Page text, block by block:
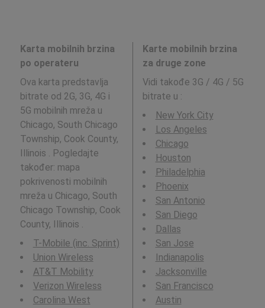
Karta mobilnih brzina
po operateru
Ova karta predstavlja
bitrate od 2G, 3G, 4G i
5G mobilnih mreža u
Chicago, South Chicago
Township, Cook County,
Illinois . Pogledajte
također: mapa
pokrivenosti mobilnih
mreža u Chicago, South
Chicago Township, Cook
County, Illinois .
T-Mobile (inc. Sprint)
Union Wireless
AT&T Mobility
Verizon Wireless
Carolina West
Karte mobilnih brzina
za druge zone
Vidi takođe 3G / 4G / 5G
bitrate u :
New York City
Los Angeles
Chicago
Houston
Philadelphia
Phoenix
San Antonio
San Diego
Dallas
San Jose
Indianapolis
Jacksonville
San Francisco
Austin